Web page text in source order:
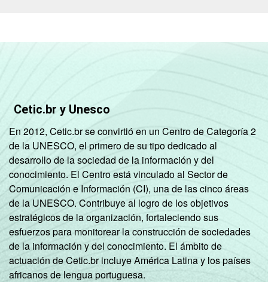
Cetic.br y Unesco
En 2012, Cetic.br se convirtió en un Centro de Categoría 2
de la UNESCO, el primero de su tipo dedicado al
desarrollo de la sociedad de la información y del
conocimiento. El Centro está vinculado al Sector de
Comunicación e Información (CI), una de las cinco áreas
de la UNESCO. Contribuye al logro de los objetivos
estratégicos de la organización, fortaleciendo sus
esfuerzos para monitorear la construcción de sociedades
de la información y del conocimiento. El ámbito de
actuación de Cetic.br incluye América Latina y los países
africanos de lengua portuguesa.